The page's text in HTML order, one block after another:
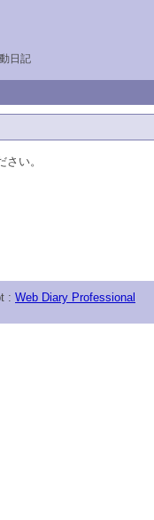
日記
い。
: Web Diary Professional